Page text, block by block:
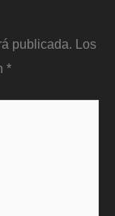
publicada. Los
*